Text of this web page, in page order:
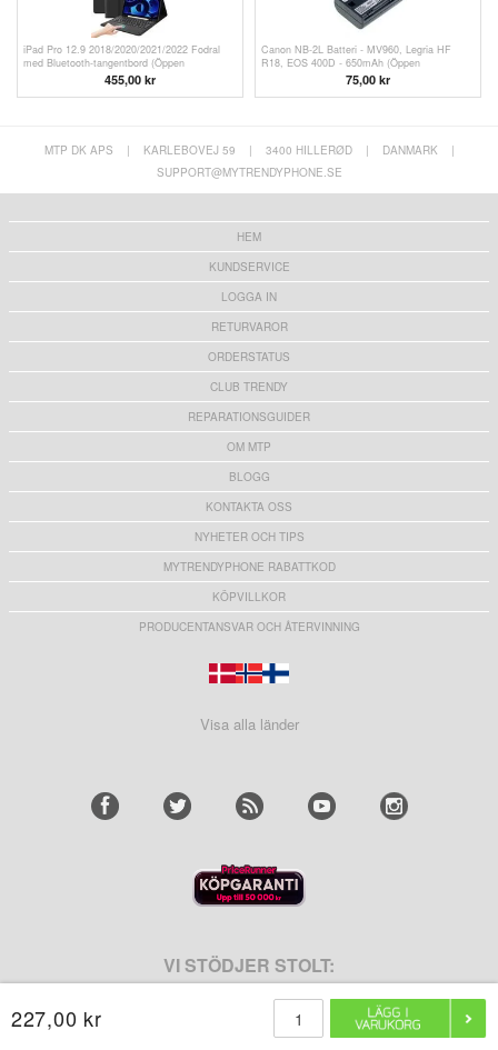
iPad Pro 12.9 2018/2020/2021/2022 Fodral
med Bluetooth-tangentbord (Öppen
Förpackning - Bulk Tillfredsställande) - Svart
455,00 kr
Canon NB-2L Batteri - MV960, Legria HF
R18, EOS 400D - 650mAh (Öppen
Förpackning - Bulk)75,00 kr
227,00 kr
MTP DK APS | KARLEBOVEJ 59 | 3400 HILLERØD | DANMARK
|
SUPPORT@MYTRENDYPHONE.SE
HEM
KUNDSERVICE
LOGGA IN
RETURVAROR
ORDERSTATUS
CLUB TRENDY
REPARATIONSGUIDER
OM MTP
BLOGG
KONTAKTA OSS
NYHETER OCH TIPS
MYTRENDYPHONE RABATTKOD
KÖPVILLKOR
PRODUCENTANSVAR OCH ÅTERVINNING
Visa alla länder
VI STÖDJER STOLT: